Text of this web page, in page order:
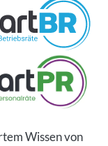
Wissen von